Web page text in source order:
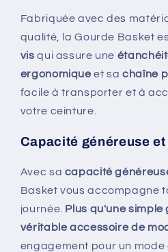
Fabriquée avec des
qualité, la Gourde Basket
vis qui assure une
ergonomique et sachaîne
facile à transporter et à
votre ceinture.
Capacité généreuse
Avec sa capacité
Basket vous accompagne
journée. Plus qu'une simple
véritable accessoire de
engagement pour un mode